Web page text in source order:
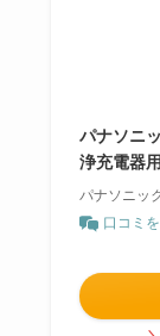
パナソニ
浄充電器
パナソニッ
口コミ